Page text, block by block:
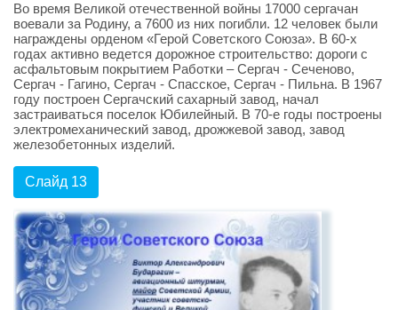
Во время Великой отечественной войны 17000 сергачан
воевали за Родину, а 7600 из них погибли. 12 человек были
награждены орденом «Герой Советского Союза». В 60-х
годах активно ведется дорожное строительство: дороги с
асфальтовым покрытием Работки – Сергач - Сеченово,
Сергач - Гагино, Сергач - Спасское, Сергач - Пильна. В 1967
году построен Сергачский сахарный завод, начал
застраиваться поселок Юбилейный. В 70-е годы построены
электромеханический завод, дрожжевой завод, завод
железобетонных изделий.
Слайд 13